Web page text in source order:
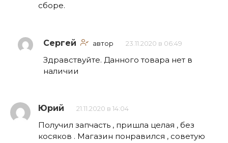
сборе.
Сергей автор 23.11.2020 в 06:49
Здравствуйте. Данного товара нет в
наличии
Юрий 21.11.2020 в 14:04
Получил запчасть , пришла целая , без
косяков . Магазин понравился , советую